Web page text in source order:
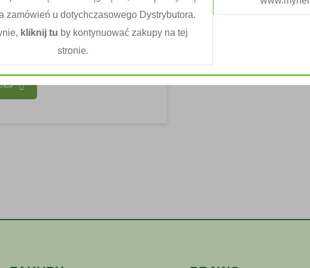
Herbalife
z pracy zdalnej, co daje
zdrowego posiłku....
zamówień u dotychczasowego Dystrybutora.
kliknij tu by kontynuować zakupy na tej
stronie.